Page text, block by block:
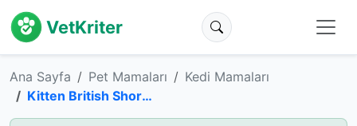
VetKriter
Ana Sayfa Pet Mamaları
Kedi Mamaları
Kitten British Shorthair Yavru Kedi Maması 2kg